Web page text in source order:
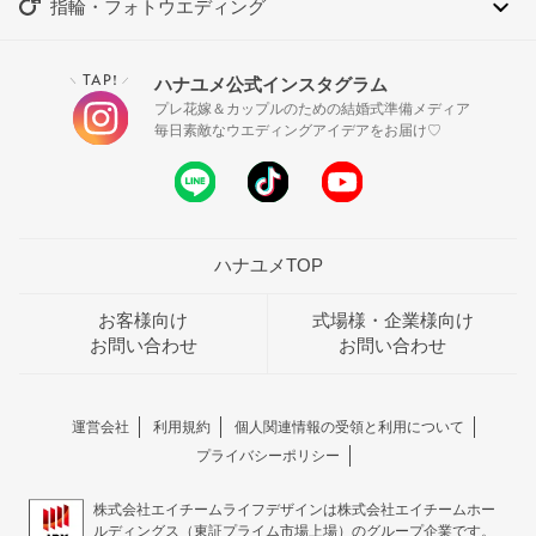
指輪・フォトウエディング
＼ TAP! ／ ハナユメ公式インスタグラム
プレ花嫁＆カップルのための結婚式準備メディア
毎日素敵なウエディングアイデアをお届け♡
ハナユメTOP
お客様向け
お問い合わせ
式場様・企業様向け
お問い合わせ
運営会社 利用規約
個人関連情報の受領と利用について
プライバシーポリシー
株式会社エイチームライフデザインは株式会社エイチームホー
ルディングス（東証プライム市場上場）のグループ企業です。